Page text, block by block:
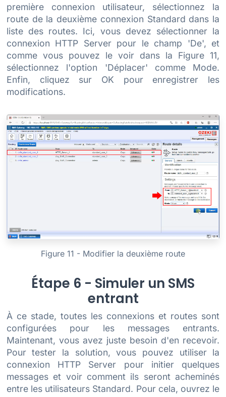
première connexion utilisateur, sélectionnez la
route de la deuxième connexion Standard dans la
liste des routes. Ici, vous devez sélectionner la
connexion HTTP Server pour le champ 'De', et
comme vous pouvez le voir dans la Figure 11,
sélectionnez l'option 'Déplacer' comme Mode.
Enfin, cliquez sur OK pour enregistrer les
modifications.
Figure 11 - Modifier la deuxième route
Étape 6 - Simuler un SMS
entrant
À ce stade, toutes les connexions et routes sont
configurées pour les messages entrants.
Maintenant, vous avez juste besoin d'en recevoir.
Pour tester la solution, vous pouvez utiliser la
connexion HTTP Server pour initier quelques
messages et voir comment ils seront acheminés
entre les utilisateurs Standard. Pour cela, ouvrez le